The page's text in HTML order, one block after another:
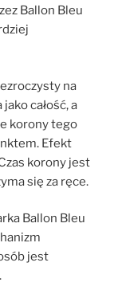
Ballon Bleu
na
całość, a
korony tego
Efekt
korony jest
się za ręce.
Ballon Bleu
jest